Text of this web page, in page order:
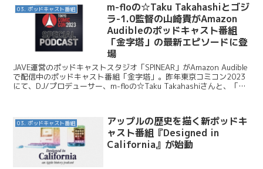
03. ポッドキャスト番組
m-floの☆Taku Takahashiとゴジ
ラ-1.0監督の山崎貴がAmazon
Audibleのポッドキャスト番組
「金字塔」の最新エピソードに登
場
JAVE運営のポッドキャストスタジオ「SPINEAR」がAmazon Audible
で配信中のポッドキャスト番組「金字塔」。昨年東京コミコン2023
にて、DJ/プロデューサー、m-floの☆Taku Takahashiさんと、「ゴ
03. ポッドキャスト番組
アップルの歴史を描く新ポッドキ
ャスト番組『Designed in
California』が始動